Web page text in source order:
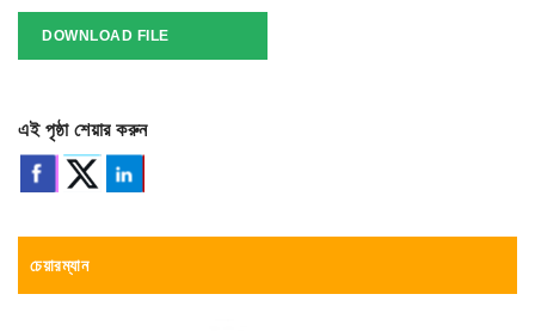
DOWNLOAD FILE
এই পৃষ্ঠা শেয়ার করুন
চেয়ারম্যান